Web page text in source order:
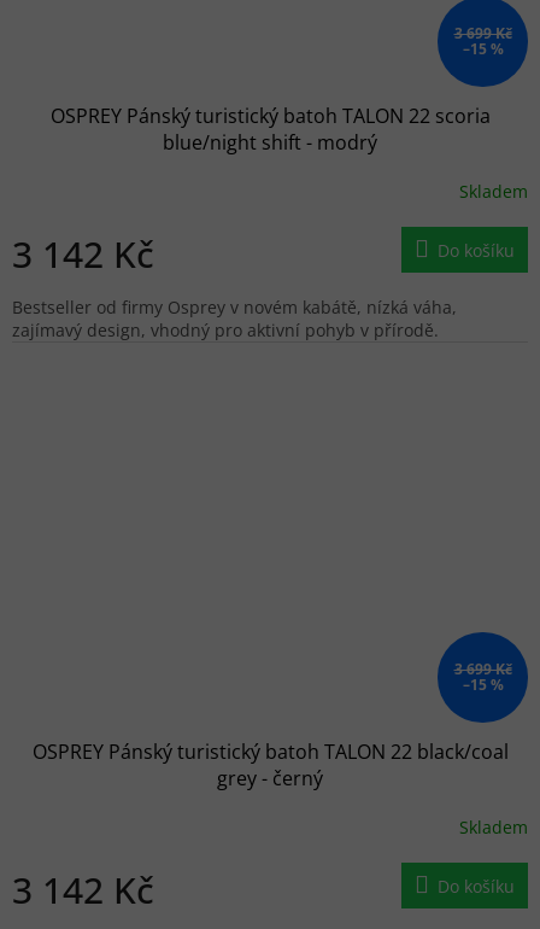
3 699 Kč
–15 %
OSPREY Pánský turistický batoh TALON 22 scoria
blue/night shift - modrý
Skladem
3 142 Kč Do košíku
Bestseller od firmy Osprey v novém kabátě, nízká váha,
zajímavý design, vhodný pro aktivní pohyb v přírodě.
3 699 Kč
–15 %
OSPREY Pánský turistický batoh TALON 22 black/coal
grey - černý
Skladem
3 142 Kč Do košíku